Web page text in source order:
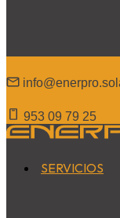
info@enerpro
953 09 79 25
SERVICIOS